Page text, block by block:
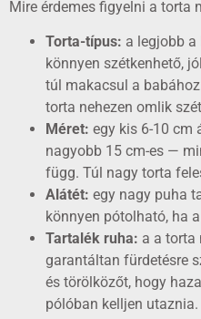
Mire érdemes figyelni a torta
Torta-típus: a legjobb
könnyen szétkenhető,
túl makacsul a
torta nehezen omlik
Méret: egy kis 6-10 cm
nagyobb 15 cm-es —
függ. Túl nagy torta
Alátét: egy nagy puha
könnyen pótolható, ha
Tartalék ruha: a a torta
garantáltan fürdetésre
és törölközőt, hogy
pólóban kelljen utaznia.